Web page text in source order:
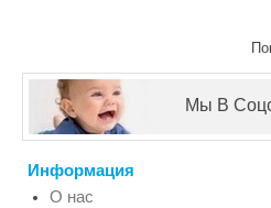
Мы В
Информация
О нас